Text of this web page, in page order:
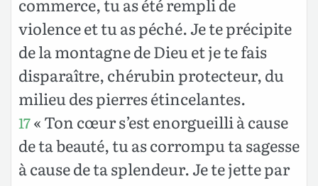
violence et tu as péché. Je te précipite
de la montagne de Dieu et je te fais
disparaître, chérubin protecteur, du
milieu des pierres étincelantes.
17« Ton cœur s’est enorgueilli à cause
de ta beauté, tu as corrompu ta sagesse
à cause de ta splendeur. Je te jette par